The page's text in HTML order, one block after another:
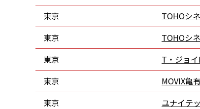
東京
TOHOシ
東京
TOHOシ
東京
T・ジョ
東京
MOVIX亀有
東京
ユナイテ